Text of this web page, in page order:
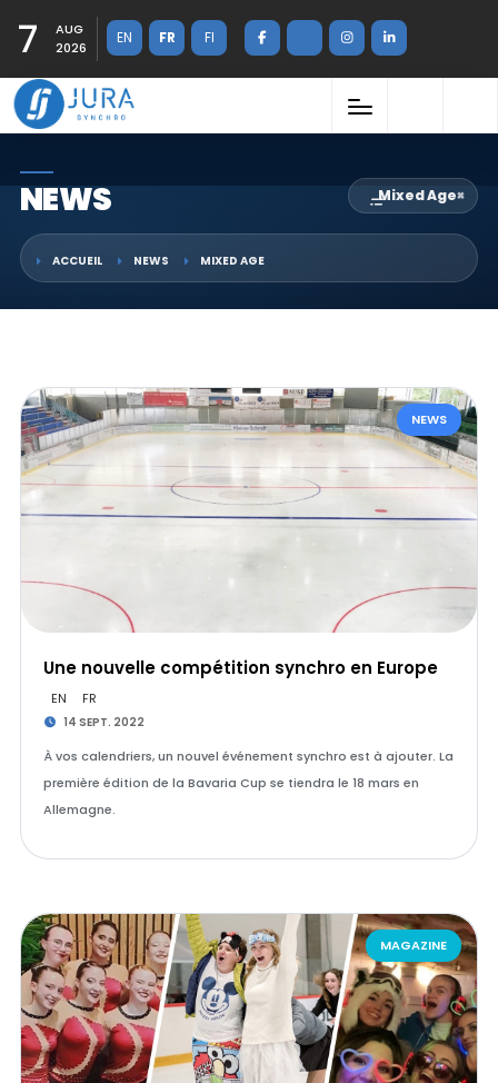
7
AUG
2026
EN FR FI
NEWS Mixed Age×
ACCUEIL NEWS MIXED AGE
NEWS
Une nouvelle compétition synchro en Europe
EN FR
14 SEPT. 2022
À vos calendriers, un nouvel événement synchro est à ajouter. La
première édition de la Bavaria Cup se tiendra le 18 mars en
Allemagne.
MAGAZINE